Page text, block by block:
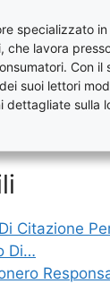
specializzato
che lavora
Con il
suoi lettori
dettagliate sulla
Citazione
Di…